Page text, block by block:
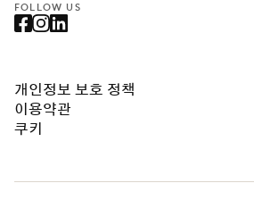
FOLLOW US
개인정보 보호 정책
이용약관
쿠키